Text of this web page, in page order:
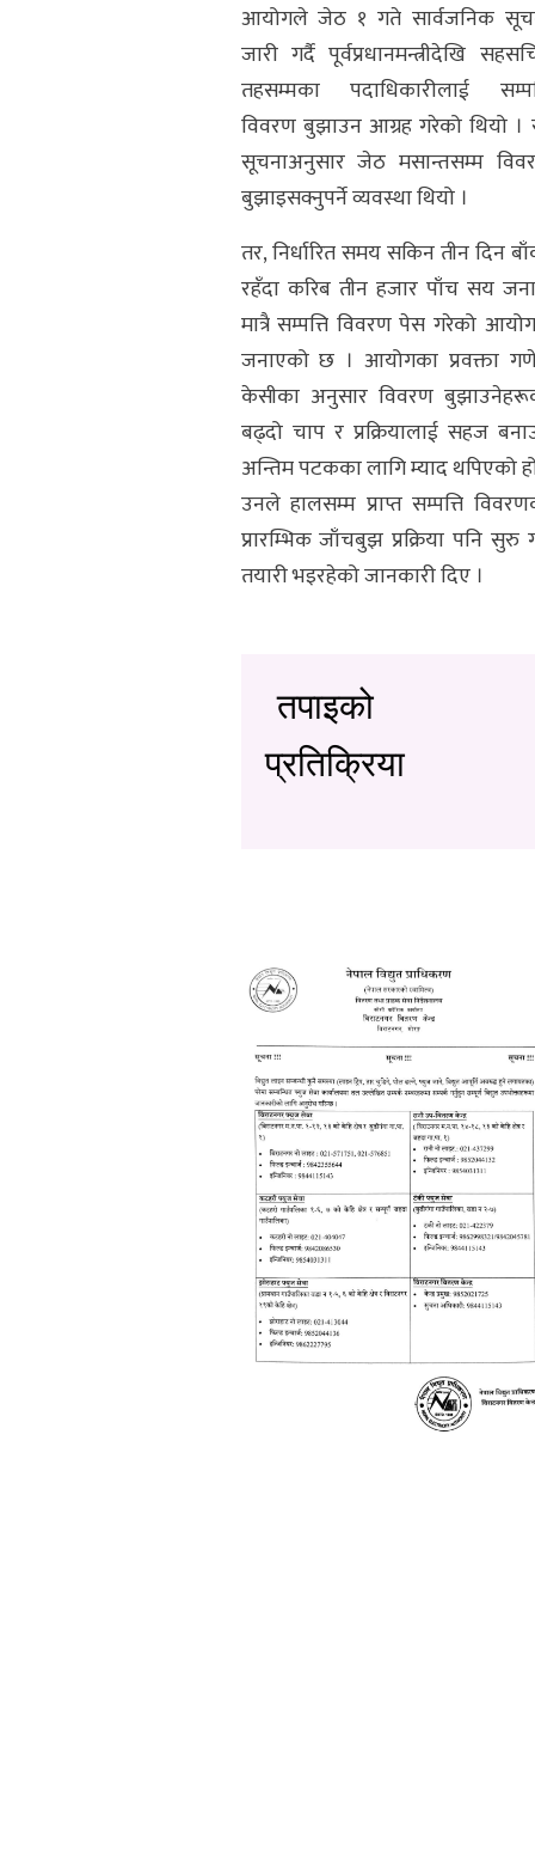
आयोगले जेठ १ गते सार्वजनिक
जारी गर्दै पूर्वप्रधानमन्त्रीदेखि
तहसम्मका पदाधिकारीलाई
विवरण बुझाउन आग्रह गरेको थियो ।
सूचनाअनुसार जेठ मसान्तसम्म
बुझाइसक्नुपर्ने व्यवस्था थियो ।
तर, निर्धारित समय सकिन तीन दिन
रहँदा करिब तीन हजार पाँच सय
मात्रै सम्पत्ति विवरण पेस गरेको
जनाएको छ । आयोगका प्रवक्ता
केसीका अनुसार विवरण
बढ्दो चाप र प्रक्रियालाई सहज
अन्तिम पटकका लागि म्याद थपिएको
उनले हालसम्म प्राप्त सम्पत्ति
प्रारम्भिक जाँचबुझ प्रक्रिया पनि सुरु
तयारी भइरहेको जानकारी दिए ।
तपाइको
प्रतिक्रिया